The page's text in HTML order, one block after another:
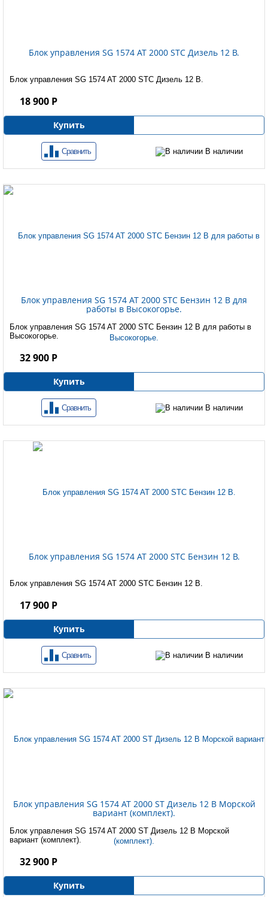
Блок управления SG 1574 AT 2000 STC Дизель 12 B.
Блок управления SG 1574 AT 2000 STC Дизель 12 B.
18 900 Р
Купить
Сравнить В наличии
Блок управления SG 1574 AT 2000 STC Бензин 12 B для
работы в Высокогорье.
Блок управления SG 1574 AT 2000 STC Бензин 12 B для работы в
Высокогорье.
32 900 Р
Купить
Сравнить В наличии
Блок управления SG 1574 AT 2000 STC Бензин 12 B.
Блок управления SG 1574 AT 2000 STC Бензин 12 B.
17 900 Р
Купить
Сравнить В наличии
Блок управления SG 1574 AT 2000 ST Дизель 12 B Морской
вариант (комплект).
Блок управления SG 1574 AT 2000 ST Дизель 12 B Морской
вариант (комплект).
32 900 Р
Купить